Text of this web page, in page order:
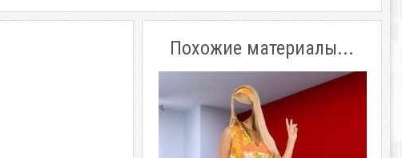
Похожие материалы...